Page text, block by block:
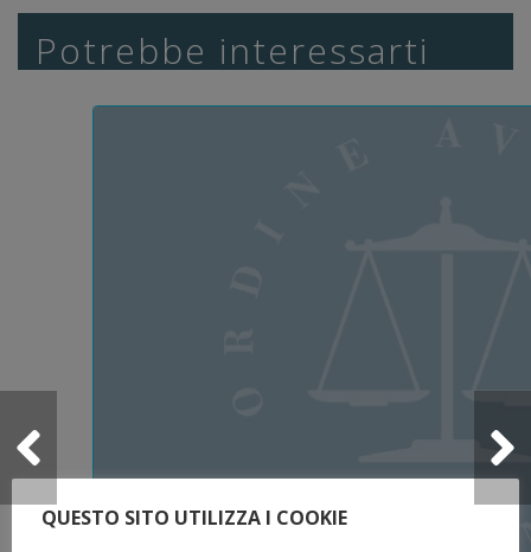
Potrebbe interessarti
QUESTO SITO UTILIZZA I COOKIE